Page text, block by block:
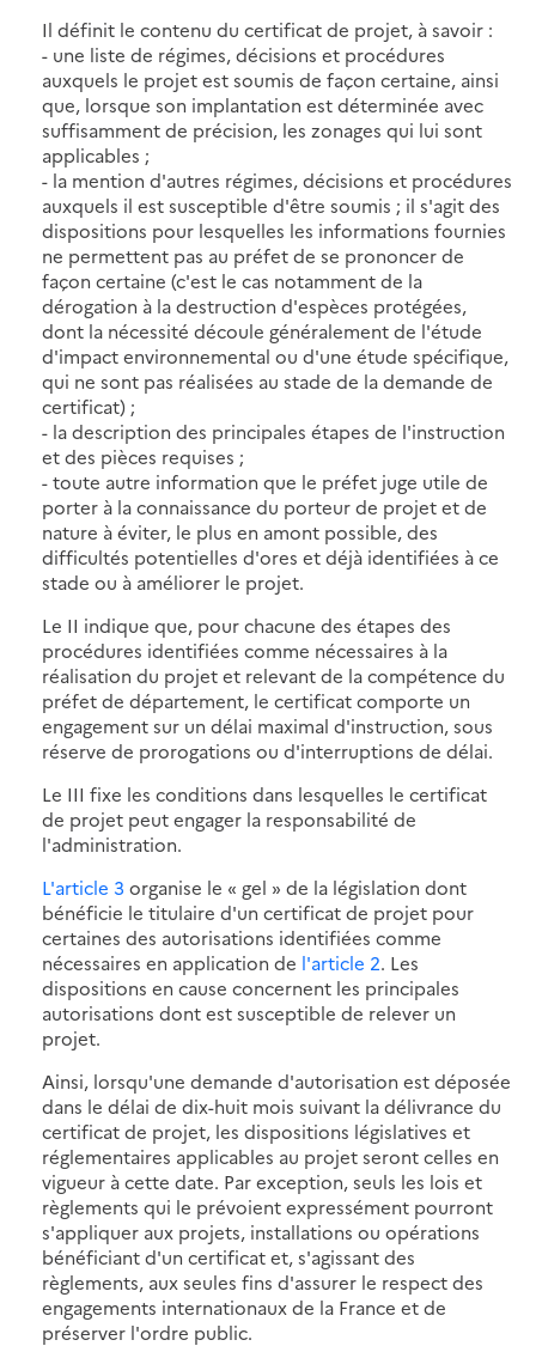
Il définit le contenu du certificat de projet, à savoir :
- une liste de régimes, décisions et procédures
auxquels le projet est soumis de façon certaine, ainsi
que, lorsque son implantation est déterminée avec
suffisamment de précision, les zonages qui lui sont
applicables ;
- la mention d'autres régimes, décisions et procédures
auxquels il est susceptible d'être soumis ; il s'agit des
dispositions pour lesquelles les informations fournies
ne permettent pas au préfet de se prononcer de
façon certaine (c'est le cas notamment de la
dérogation à la destruction d'espèces protégées,
dont la nécessité découle généralement de l'étude
d'impact environnemental ou d'une étude spécifique,
qui ne sont pas réalisées au stade de la demande de
certificat) ;
- la description des principales étapes de l'instruction
et des pièces requises ;
- toute autre information que le préfet juge utile de
porter à la connaissance du porteur de projet et de
nature à éviter, le plus en amont possible, des
difficultés potentielles d'ores et déjà identifiées à ce
stade ou à améliorer le projet.
Le II indique que, pour chacune des étapes des
procédures identifiées comme nécessaires à la
réalisation du projet et relevant de la compétence du
préfet de département, le certificat comporte un
engagement sur un délai maximal d'instruction, sous
réserve de prorogations ou d'interruptions de délai.
Le III fixe les conditions dans lesquelles le certificat
de projet peut engager la responsabilité de
l'administration.
L'article 3 organise le « gel » de la législation dont
bénéficie le titulaire d'un certificat de projet pour
certaines des autorisations identifiées comme
nécessaires en application de l'article 2. Les
dispositions en cause concernent les principales
autorisations dont est susceptible de relever un
projet.
Ainsi, lorsqu'une demande d'autorisation est déposée
dans le délai de dix-huit mois suivant la délivrance du
certificat de projet, les dispositions législatives et
réglementaires applicables au projet seront celles en
vigueur à cette date. Par exception, seuls les lois et
règlements qui le prévoient expressément pourront
s'appliquer aux projets, installations ou opérations
bénéficiant d'un certificat et, s'agissant des
règlements, aux seules fins d'assurer le respect des
engagements internationaux de la France et de
préserver l'ordre public.